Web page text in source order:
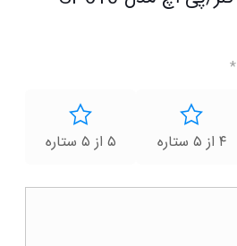
*
۴ از ۵ ستاره ۵ از ۵ ستاره